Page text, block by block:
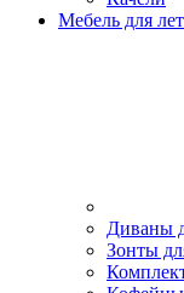
Мебель для
Диваны
Зонты